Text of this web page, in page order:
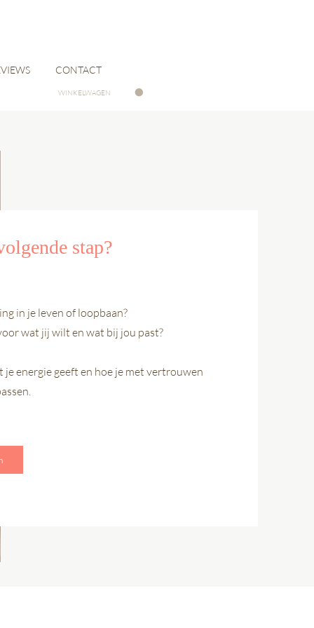
CONTACT
WINKELWAGEN
stap?
in je leven of loopbaan?
wat jij wilt en wat bij jou past?
je energie geeft en hoe je met vertrouwen